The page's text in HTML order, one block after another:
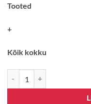
Tooted
+
Kõik kokku